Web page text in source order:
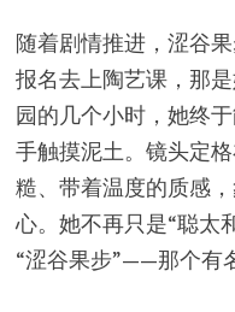
随着剧情推进，涩谷
报名去上陶艺课，那
园的几个小时，她终
手触摸泥土。镜头定
糙、带着温度的质感
心。她不再只是“聪太
“涩谷果步”——那个有